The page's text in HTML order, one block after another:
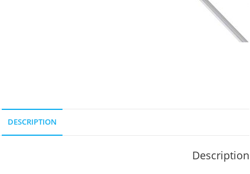
DESCRIPTION
Description